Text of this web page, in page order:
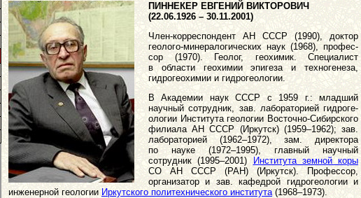
ПИННЕКЕР ЕВГЕНИЙ ВИКТОРОВИЧ
(22.06.1926 – 30.11.2001)
Член-корреспондент АН СССР (1990), доктор
геолого-минералогических наук (1968), профес­
сор (1970). Геолог, геохимик. Специалист
в области геохимии эпигеза и техногенеза,
гидрогеохимии и гидрогеологии.
В Академии наук СССР с 1959 г.: младший
научный сотрудник, зав. лабораторией гидроге­
ологии Института геологии Восточно-Сибирского
филиала АН СССР (Иркутск) (1959–1962); зав.
лабораторией (1962–1972), зам. директора
по науке (1972–1995), главный научный
сотрудник (1995–2001)
Института земной коры
СО АН СССР (РАН) (Иркутск). Профессор,
организатор и зав. кафедрой гидрогеологии и
инженерной геологии Иркутского политехнического института(1968–1973).